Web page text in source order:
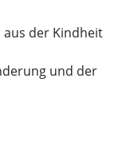
der Kindheit
und der